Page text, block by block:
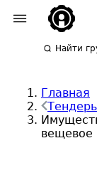
Найти
Главная
вещевое